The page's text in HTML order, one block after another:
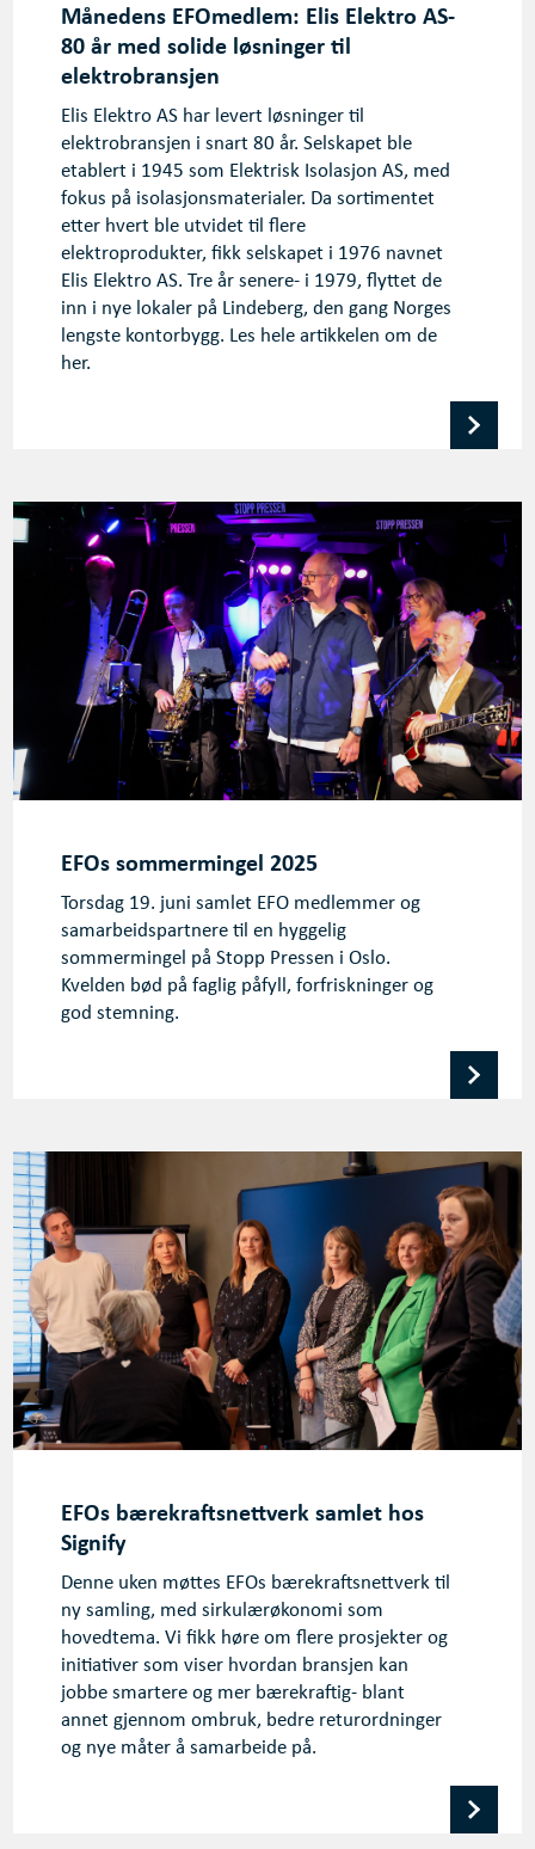
Månedens EFOmedlem: Elis Elektro AS-
80 år med solide løsninger til
elektrobransjen
Elis Elektro AS har levert løsninger til
elektrobransjen i snart 80 år. Selskapet ble
etablert i 1945 som Elektrisk Isolasjon AS, med
fokus på isolasjonsmaterialer. Da sortimentet
etter hvert ble utvidet til flere
elektroprodukter, fikk selskapet i 1976 navnet
Elis Elektro AS. Tre år senere- i 1979, flyttet de
inn i nye lokaler på Lindeberg, den gang Norges
lengste kontorbygg. Les hele artikkelen om de
her.
EFOs sommermingel 2025
Torsdag 19. juni samlet EFO medlemmer og
samarbeidspartnere til en hyggelig
sommermingel på Stopp Pressen i Oslo.
Kvelden bød på faglig påfyll, forfriskninger og
god stemning.
EFOs bærekraftsnettverk samlet hos
Signify
Denne uken møttes EFOs bærekraftsnettverk til
ny samling, med sirkulærøkonomi som
hovedtema. Vi fikk høre om flere prosjekter og
initiativer som viser hvordan bransjen kan
jobbe smartere og mer bærekraftig- blant
annet gjennom ombruk, bedre returordninger
og nye måter å samarbeide på.